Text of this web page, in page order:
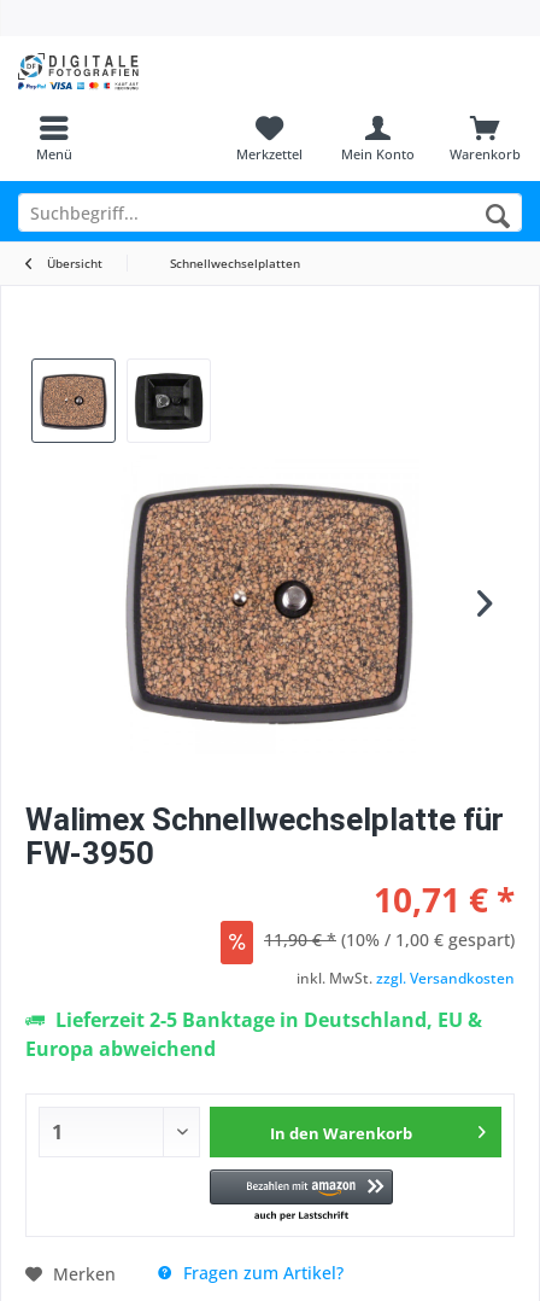
Menü Warenkorb
Merkzettel Mein Konto
Übersicht Schnellwechselplatten
Walimex Schnellwechselplatte für
FW-3950
10,71 € *
11,90 € * (10% / 1,00 € gespart)
inkl. MwSt.zzgl. Versandkosten
Lieferzeit 2-5 Banktage in Deutschland, EU &
Europa abweichend
In den Warenkorb
Merken
Fragen zum Artikel?